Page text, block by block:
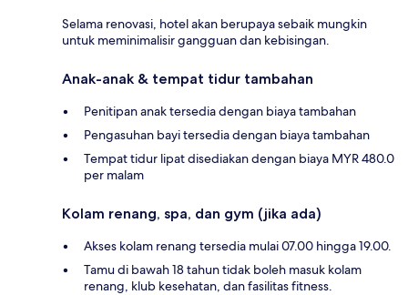
Selama renovasi, hotel akan berupaya sebaik mungkin
untuk meminimalisir gangguan dan kebisingan.
Anak-anak & tempat tidur tambahan
Penitipan anak tersedia dengan biaya tambahan
Pengasuhan bayi tersedia dengan biaya tambahan
Tempat tidur lipat disediakan dengan biaya MYR 480.0
per malam
Kolam renang, spa, dan gym (jika ada)
Akses kolam renang tersedia mulai 07.00 hingga 19.00.
Tamu di bawah 18 tahun tidak boleh masuk kolam
renang, klub kesehatan, dan fasilitas fitness.